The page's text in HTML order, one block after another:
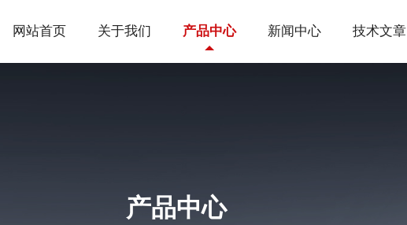
网站首页 关于我们 产品中心 新闻中心 技术文章
产品中心